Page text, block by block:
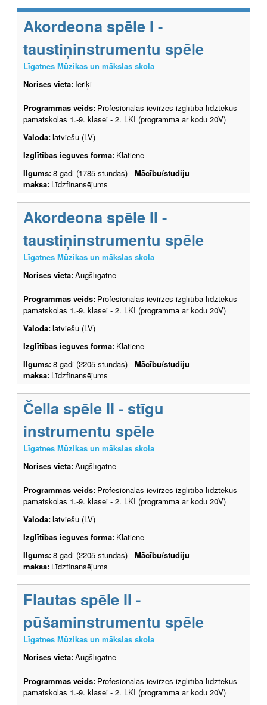
Akordeona spēle I -
taustiņinstrumentu spēle
Līgatnes Mūzikas un mākslas skola
Norises vieta: Ieriķi
Programmas veids: Profesionālās ievirzes izglītība līdztekus
pamatskolas 1.-9. klasei - 2. LKI (programma ar kodu 20V)
Valoda:latviešu (LV)
Izglītības ieguves forma: Klātiene
Ilgums:8 gadi (1785 stundas) Mācību/studiju
maksa: Līdzfinansējums
Akordeona spēle II -
taustiņinstrumentu spēle
Līgatnes Mūzikas un mākslas skola
Norises vieta:Augšlīgatne
Programmas veids: Profesionālās ievirzes izglītība līdztekus
pamatskolas 1.-9. klasei - 2. LKI (programma ar kodu 20V)
Valoda:latviešu (LV)
Izglītības ieguves forma: Klātiene
Ilgums:8 gadi (2205 stundas) Mācību/studiju
maksa: Līdzfinansējums
Čella spēle II - stīgu
instrumentu spēle
Līgatnes Mūzikas un mākslas skola
Norises vieta:Augšlīgatne
Programmas veids: Profesionālās ievirzes izglītība līdztekus
pamatskolas 1.-9. klasei - 2. LKI (programma ar kodu 20V)
Valoda:latviešu (LV)
Izglītības ieguves forma: Klātiene
Ilgums:8 gadi (2205 stundas) Mācību/studiju
maksa: Līdzfinansējums
Flautas spēle II -
pūšaminstrumentu spēle
Līgatnes Mūzikas un mākslas skola
Norises vieta:Augšlīgatne
Programmas veids: Profesionālās ievirzes izglītība līdztekus
pamatskolas 1.-9. klasei - 2. LKI (programma ar kodu 20V)